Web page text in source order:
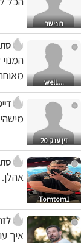
רונישר
....well
זין ענק 20
Tomtom1
אהלן.
איך